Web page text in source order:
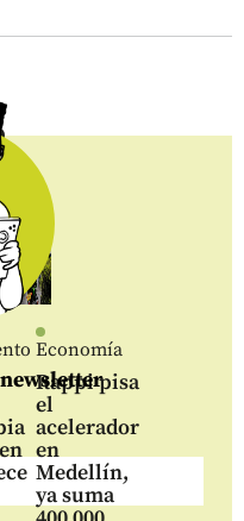
Economía
Rappi pisa
el
acelerador
en
Medellín,
ya suma